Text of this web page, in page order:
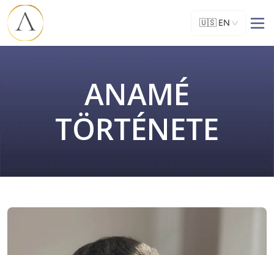
🇺🇸 EN
ANAMÉ
TÖRTÉNETE